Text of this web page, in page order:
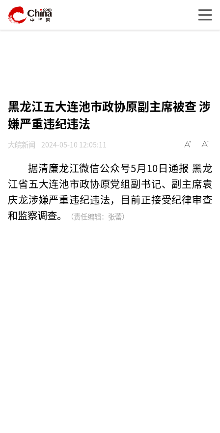
黑龙江五大连池市政协原副主席被查 涉
嫌严重违纪违法
大皖新闻 2024-05-10 12:05:11
据清廉龙江微信公众号5月10日通报 黑龙
江省五大连池市政协原党组副书记、副主席袁
庆龙涉嫌严重违纪违法，目前正接受纪律审查
和监察调查。
（责任编辑：张蕾）